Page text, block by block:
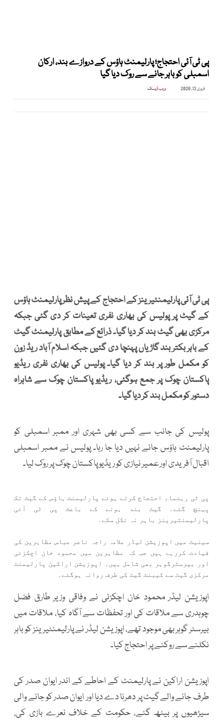
پی ٹی آئی احتجاج؛ پارلیمنٹ ہاؤس کے دروازے بند، ارکان
اسمبلی کو باہر جانے سے روک دیا گیا
فروری 13, 2026 ویب ڈیسک
پی ٹی آئی پارلیمنٹیرینز کے احتجاج کے پیش نظر پارلیمنٹ ہاؤس
کے گیٹ پر پولیس کی بھاری نفری تعینات کر دی گئی جبکہ
مرکزی بھی گیٹ بند کر دیا گیا۔ ذرائع کے مطابق پارلیمنٹ گیٹ
کے باہر بکتر بند گاڑیاں پہنچا دی گئیں جبکہ اسلام آباد ریڈ زون
کو مکمل طور پر بند کر دیا گیا۔ پولیس کی بھاری نفری ریڈیو
پاکستان چوک پر جمع ہوگئی، ریڈیو پاکستان چوک سے شاہراہ
دستور کو مکمل بند کر دیا گیا۔
پولیس کی جانب سے کسی بھی شہری اور ممبر اسمبلی کو
پارلیمنٹ ہاؤس جانے نہیں دیا جا رہا۔ پولیس نے ممبر اسمبلی
اقبال آفریدی اور عمیر نیازی کو ریڈیو پاکستان چوک پر روک لیا۔
پی ٹی رہنماء احتجاج کرتے ہوئے پارلیمنٹ ہاؤس کے گیٹ تک
پہنچ گئے۔ گیٹ بند ہونے کے باعث پی ٹی آئی
پارلیمنٹیرینز باہر نہ نکل سکے۔
سینیٹ میں اپوزیشن لیڈر علامہ راجہ ناصر عباس مظاہرین کی
قیادت کررہے ہیں جب کہ مظاہرین میں محمود خان اچکزئی
اور بیرسٹرگوہر بھی شامل ہیں۔ اپوزیشن اراکین پارلیمنٹ
مرکزی گیٹ سے کیبنٹ گیٹ کی طرف روانہ ہوگئے۔
اپوزیشن لیڈر محمود خان اچکزئی نے وفاقی وزیر طارق فضل
چوہدری سے ملاقات کی اور تحفظات سے آگاہ کیا، ملاقات میں
بیرسٹر گوہر بھی موجود تھے، اپوزیشن لیڈر نے پارلیمنٹیرینز کو باہر
نکلنے سے روکنے پر احتجاج کیا۔
اپوزیشن اراکین نے پارلیمنٹ کے احاطے کے اندر ایوان صدر کی
طرف جانے والے گیٹ پر دھرنا دے دیا اور ایوان صدر کو جانے والی
سیڑھیوں پر بیٹھ گئے، حکومت کے خلاف نعرے بازی کی,